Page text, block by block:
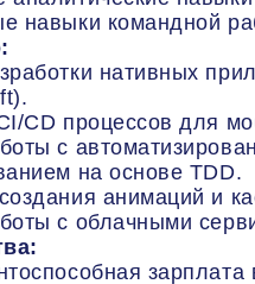
навыки командной
нативных
CD процессов для
с
на основе TDD.
анимаций и
с облачными